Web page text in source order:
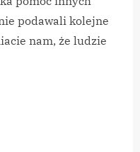
podawali kolejne
nam, że ludzie